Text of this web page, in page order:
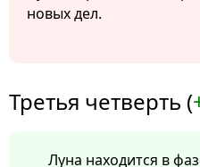
новых дел.
Третья четверть (
Луна находится в